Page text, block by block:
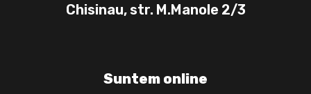
Chisinau, str. M.Manole 2/3
Suntem online